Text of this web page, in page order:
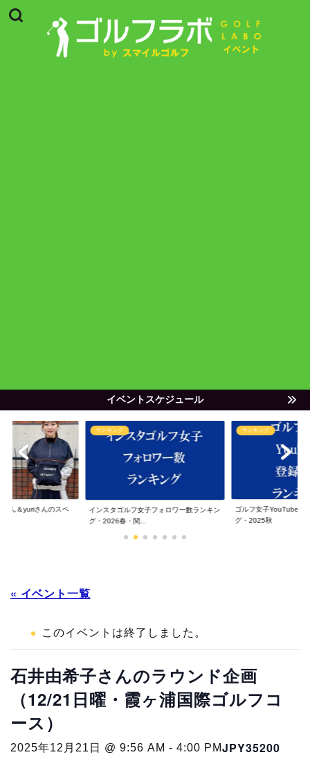
イベントスケジュール
ん＆yuriさんのスペ
ランキング
インスタゴルフ女子フォロワー数ランキン
グ・2026春・関...
ランキング
ゴルフ女子YouTube登
グ・2025秋
« イベント一覧
このイベントは終了しました。
石井由希子さんのラウンド企画
（12/21日曜・霞ヶ浦国際ゴルフコ
ース）
2025年12月21日 @ 9:56 AM - 4:00 PMJPY35200